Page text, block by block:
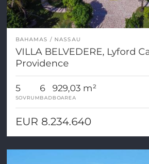
BAHAMAS NASSAU
VILLA BELVEDERE, Lyford
Providence
5
SOVRUM
6
BAD
929,03 m²
BOAREA
EUR 8.234.640